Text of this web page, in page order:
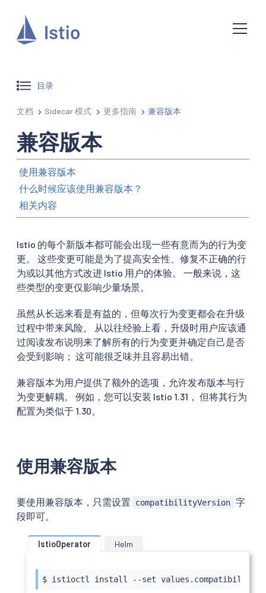
目录
文档 Sidecar 模式 更多指南 兼容版本
兼容版本
使用兼容版本
什么时候应该使用兼容版本？
相关内容
Istio 的每个新版本都可能会出现一些有意而为的行为变
更。 这些变更可能是为了提高安全性、修复不正确的行
为或以其他方式改进 Istio 用户的体验。 一般来说，这
些类型的变更仅影响少量场景。
虽然从长远来看是有益的，但每次行为变更都会在升级
过程中带来风险。 从以往经验上看，升级时用户应该通
过阅读发布说明来了解所有的行为变更并确定自己是否
会受到影响； 这可能很乏味并且容易出错。
兼容版本为用户提供了额外的选项，允许发布版本与行
为变更解耦。 例如，您可以安装 Istio 1.31， 但将其行为
配置为类似于 1.30。
使用兼容版本
要使用兼容版本，只需设置 compatibilityVersion 字
段即可。
IstioOperator Helm
$ istioctl install --set